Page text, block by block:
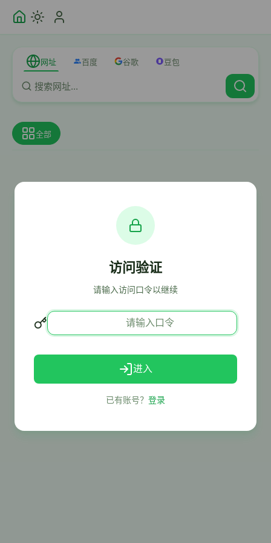
网址 百度 谷歌 豆包
全部
访问验证
请输入访问口令以继续
进入
已有账号？ 登录